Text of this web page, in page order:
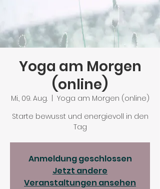
Yoga am Morgen
(online)
Mi., 09. Aug.
  |
Yoga am Morgen (online)
Starte bewusst und energievoll in den
Tag
Anmeldung geschlossen
Jetzt andere
Veranstaltungen ansehen